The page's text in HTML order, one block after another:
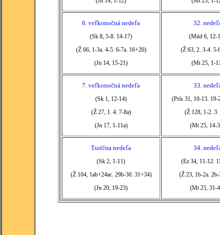
6. veľkonočná nedeľa
(Sk 8, 5-8. 14-17)
(Ž 66, 1-3a. 4-5. 6-7a. 16+20)
(Jn 14, 15-21)
32.
(Múd 6, 12-
(Ž 63, 2. 3-4. 5-
(Mt 25, 1-
7. veľkonočná nedeľa
(Sk 1, 12-14)
(Ž 27, 1. 4. 7-8a)
(Jn 17, 1-11a)
33.
(Prís 31, 10-13. 19-
(Ž 128, 1-2. 3.
(Mt 25, 14-
Turíčna nedeľa
(Sk 2, 1-11)
(Ž 104, 1ab+24ac. 29b-30. 31+34)
(Jn 20, 19-23)
34.
(Ez 34, 11-12.
(Ž 23, 1b-2a.
(Mt 25, 31-